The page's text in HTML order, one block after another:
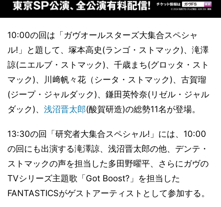
10:00の回は「ガヴオールスターズ大集合スペシャ
ル!」と題して、塚本高史(ランゴ・ストマック)、滝澤
諒(ニエルブ・ストマック)、千歳まち(グロッタ・スト
マック)、川﨑帆々花（シータ・ストマック)、古賀瑠
(ジープ・ジャルダック)、鎌田英怜奈(リゼル・ジャル
ダック)、 浅沼晋太郎(酸賀研造)の総勢11名が登場。
13:30の回「研究者大集合スペシャル!」には、10:00
の回にも出演する滝澤諒、浅沼晋太郎の他、デンテ・
ストマックの声を担当した多田野曜平、さらにガヴの
TVシリーズ主題歌「Got Boost?」を担当した
FANTASTICSがゲストアーティストとして参加する。